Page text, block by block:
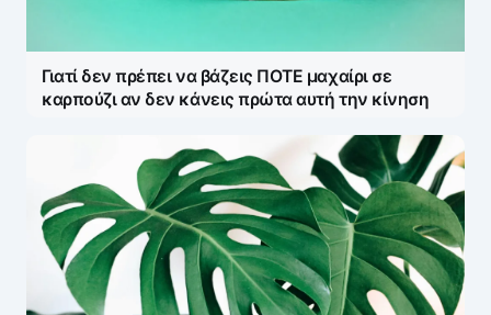
Γιατί δεν πρέπει να βάζεις ΠΟΤΕ μαχαίρι σε
καρπούζι αν δεν κάνεις πρώτα αυτή την κίνηση